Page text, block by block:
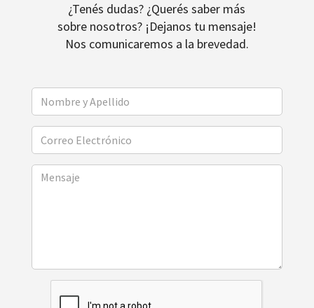
¿Tenés dudas? ¿Querés saber más
sobre nosotros? ¡Dejanos tu mensaje!
Nos comunicaremos a la brevedad.